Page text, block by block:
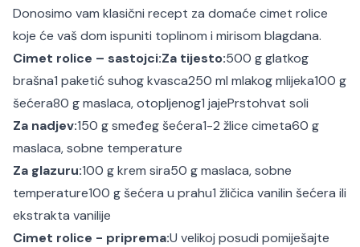
Donosimo vam klasični recept za domaće cimet rolice
koje će vaš dom ispuniti toplinom i mirisom blagdana.
Cimet rolice – sastojci:Za tijesto:500 g glatkog
brašna1 paketić suhog kvasca250 ml mlakog mlijeka100 g
šećera80 g maslaca, otopljenog1 jajePrstohvat soli
Za nadjev:150 g smeđeg šećera1-2 žlice cimeta60 g
maslaca, sobne temperature
Za glazuru:100 g krem sira50 g maslaca, sobne
temperature100 g šećera u prahu1 žličica vanilin šećera ili
ekstrakta vanilije
Cimet rolice - priprema:U velikoj posudi pomiješajte